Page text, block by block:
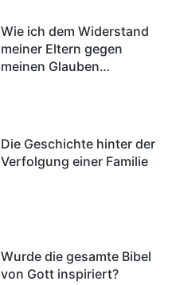
Wie ich dem Widerstand
meiner Eltern gegen
meinen Glauben
Die Geschichte hinter der
Verfolgung einer Familie
Wurde die gesamte Bibel
von Gott inspiriert?